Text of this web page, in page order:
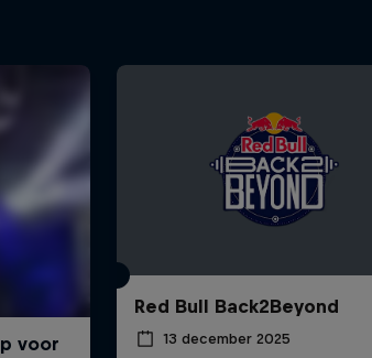
Red Bull Back2Beyond
13 december 2025